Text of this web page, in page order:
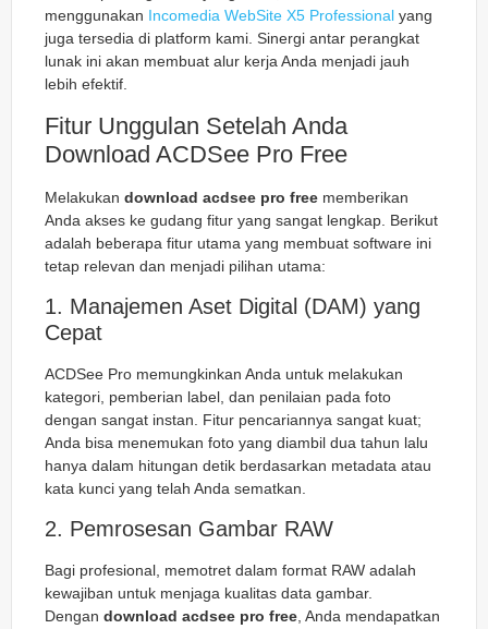
menggunakan Incomedia WebSite X5 Professional yang
juga tersedia di platform kami. Sinergi antar perangkat
lunak ini akan membuat alur kerja Anda menjadi jauh
lebih efektif.
Fitur Unggulan Setelah Anda
Download ACDSee Pro Free
Melakukan download acdsee pro free memberikan
Anda akses ke gudang fitur yang sangat lengkap. Berikut
adalah beberapa fitur utama yang membuat software ini
tetap relevan dan menjadi pilihan utama:
1. Manajemen Aset Digital (DAM) yang
Cepat
ACDSee Pro memungkinkan Anda untuk melakukan
kategori, pemberian label, dan penilaian pada foto
dengan sangat instan. Fitur pencariannya sangat kuat;
Anda bisa menemukan foto yang diambil dua tahun lalu
hanya dalam hitungan detik berdasarkan metadata atau
kata kunci yang telah Anda sematkan.
2. Pemrosesan Gambar RAW
Bagi profesional, memotret dalam format RAW adalah
kewajiban untuk menjaga kualitas data gambar.
Dengan download acdsee pro free, Anda mendapatkan